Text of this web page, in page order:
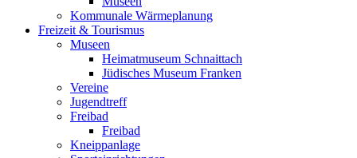
Kommunale Wärmeplanung
Freizeit & Tourismus
Museen
Heimatmuseum Schnaittach
Jüdisches Museum Franken
Vereine
Jugendtreff
Freibad
Freibad
Kneippanlage